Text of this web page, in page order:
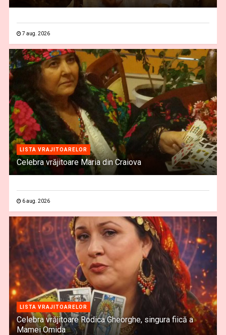
7 aug. 2026
LISTA VRAJITOARELOR
Celebra vrăjitoare Maria din Craiova
6 aug. 2026
LISTA VRAJITOARELOR
Celebra vrăjitoare Rodica Gheorghe, singura fiică a
Mamei Omida